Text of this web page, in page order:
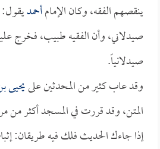
ينقصهم الفقه، وكان الإمامأحمد
صيدلاني، وأن الفقيه طبيب، فخرج
صيدلانياً.
وقد عاب كثير من المحدثين علىيحيى
المتن، وقد قررت في المسجد أكثر من
إذا جاءك الحديث فلك فيه طريقان: